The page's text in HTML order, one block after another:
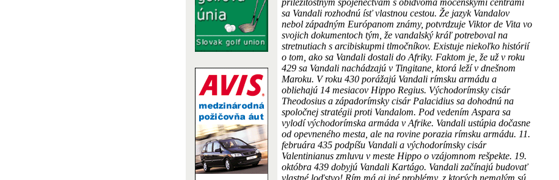
sa Vandali rozhodnú ísť vlastnou cestou. Že jazyk Vandalov
nebol západným Európanom známy, potvrdzuje Viktor de Vita vo
svojich dokumentoch tým, že vandalský kráľ potreboval na
stretnutiach s arcibiskupmi tlmočníkov. Existuje niekoľko histórií
o tom, ako sa Vandali dostali do Afriky. Faktom je, že už v roku
429 sa Vandali nachádzajú v Tingitane, ktorá leží v dnešnom
Maroku. V roku 430 porážajú Vandali rímsku armádu a
obliehajú 14 mesiacov Hippo Regius. Východorímsky cisár
Theodosius a západorímsky cisár Palacidius sa dohodnú na
spoločnej stratégii proti Vandalom. Pod vedením Aspara sa
vylodí východorímska armáda v Afrike. Vandali ustúpia dočasne
od opevneného mesta, ale na rovine porazia rímsku armádu. 11.
februára 435 podpíšu Vandali a východorímsky cisár
Valentinianus zmluvu v meste Hippo o vzájomnom rešpekte. 19.
októbra 439 dobyjú Vandali Kartágo. Vandali začínajú budovať
vlastné loďstvo! Rím má aj iné problémy, z ktorých nemalým sú